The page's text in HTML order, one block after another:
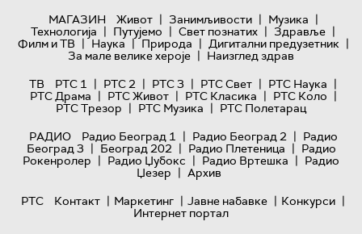
МАГАЗИН
Живот | Занимљивости | Музика |
Технологијa | Путујемо | Свет познатих | Здравље |
Филм и ТВ | Наука | Природа | Дигитални предузетник |
За мале велике хероје | Наизглед здрав
ТВ
РТС 1 | РТС 2 | РТС 3 | РТС Свет | РТС Наука |
РТС Драма | РТС Живот | РТС Класика | РТС Коло |
РТС Трезор | РТС Музика | РТС Полетарац
РАДИО
Радио Београд 1 | Радио Београд 2 | Радио
Београд 3 | Београд 202 | Радио Плетеница | Радио
Рокенролер | Радио Џубокс | Радио Вртешка | Радио
Џезер | Архив
РТС
Контакт | Маркетинг | Јавне набавке | Конкурси |
Интернет портал